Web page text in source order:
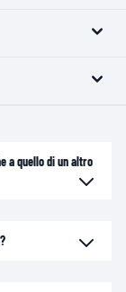
a quello di un altro